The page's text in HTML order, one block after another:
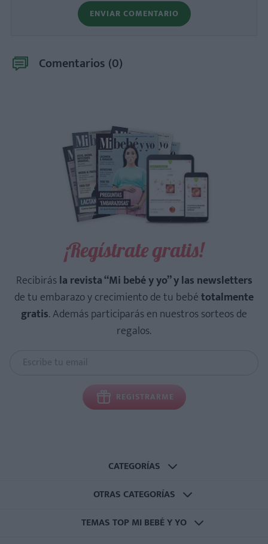
ENVIAR COMENTARIO
Comentarios (0)
¡Regístrate gratis!
Recibirásla revista “Mi bebé y yo” y las newsletters
de tu embarazo y crecimiento de tu bebétotalmente
gratis. Además participarás en nuestros sorteos de
regalos.
REGISTRARME
CATEGORÍAS
OTRAS CATEGORÍAS
TEMAS TOP MI BEBÉ Y YO